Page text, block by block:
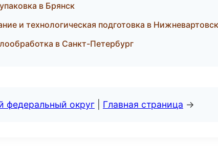
в Брянск
и технологическая подготовка в Нижневартовск
в Санкт-Петербург
федеральный округ Главная страница →